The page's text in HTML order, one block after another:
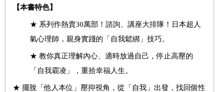
【本書特色】
★ 系列作熱賣30萬部！諮詢、講座大排隊！日本超人
氣心理師，親身實踐的「自我鬆綁」技巧。
★ 教你真正理解內心、適時放過自己，停止高壓的
「自我霸凌」，重拾幸福人生。
★ 擺脫「他人本位」壓抑視角，從「自我」出發，找回個性